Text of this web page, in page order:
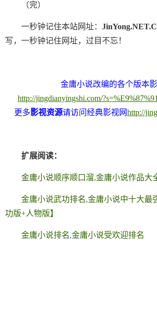
（完）
一秒钟记住本站网址：
写，一秒钟记住网址，过目不忘！
金庸小说改编的各个版本
http://jingdianyingshi.com/
更多影视资源请访问经典影视网http://
扩展阅读：
金庸小说顺序顺口溜,金庸小说作品大
金庸小说武功排名,金庸小说中十大最
功版+人物版】
金庸小说排名,金庸小说受欢迎排名